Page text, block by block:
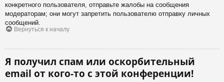
конкретного пользователя, отправьте жалобы на сообщения
модераторам; они могут запретить пользователю отправку личных
сообщений.
Вернуться к началу
Я получил спам или оскорбительный
email от кого-то с этой конференции!